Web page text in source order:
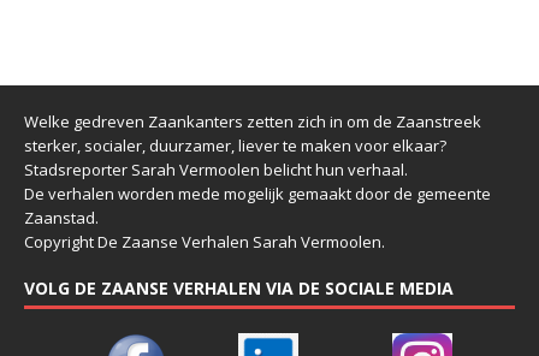
Welke gedreven Zaankanters zetten zich in om de Zaanstreek
sterker, socialer, duurzamer, liever te maken voor elkaar?
Stadsreporter Sarah Vermoolen belicht hun verhaal.
De verhalen worden mede mogelijk gemaakt door de gemeente
Zaanstad.
Copyright De Zaanse Verhalen Sarah Vermoolen.
VOLG DE ZAANSE VERHALEN VIA DE SOCIALE MEDIA